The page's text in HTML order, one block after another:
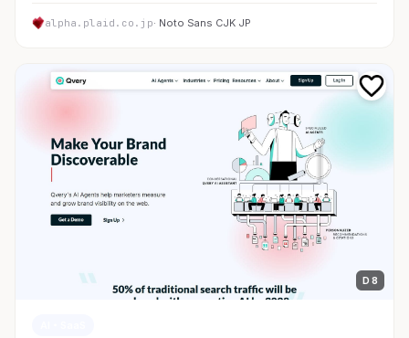
alpha.plaid.co.jp· Noto Sans CJK JP
D 8